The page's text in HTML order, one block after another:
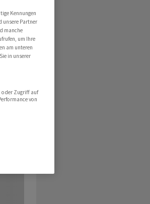
Kennungen
unsere Partner
manche
um Ihre
am unteren
in unserer
oder Zugriff auf
von